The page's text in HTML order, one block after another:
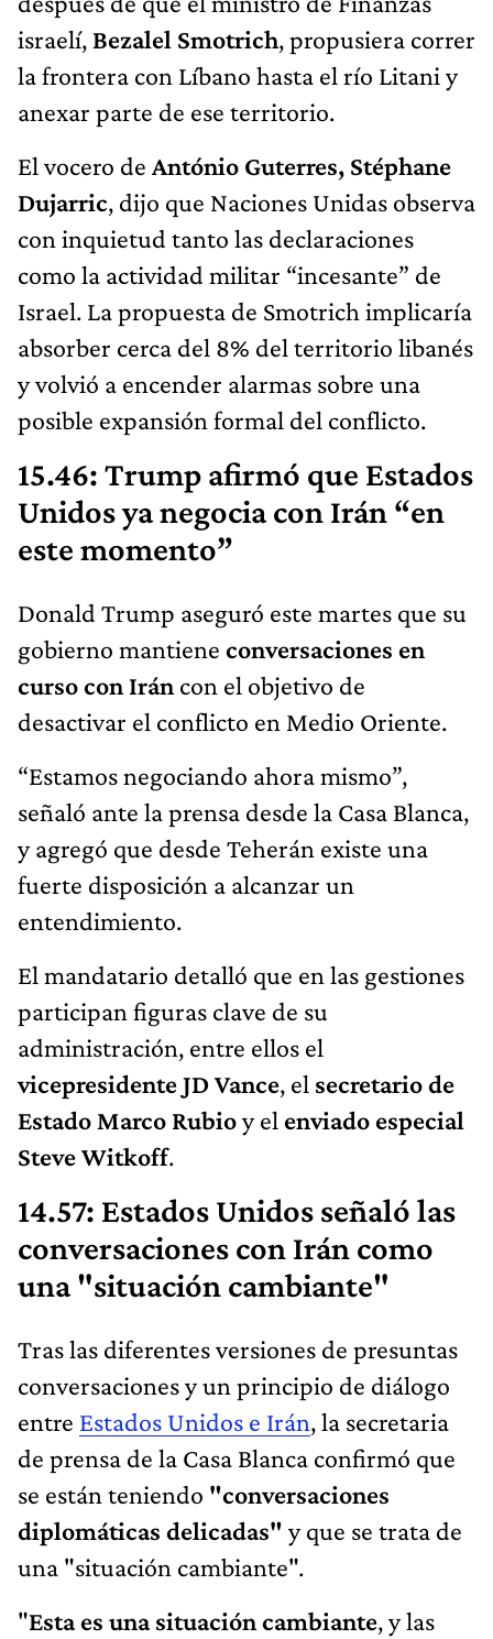
israelí, Bezalel Smotrich, propusiera correr
la frontera con Líbano hasta el río Litani y
anexar parte de ese territorio.
El vocero de António Guterres, Stéphane
Dujarric, dijo que Naciones Unidas observa
con inquietud tanto las declaraciones
como la actividad militar “incesante” de
Israel. La propuesta de Smotrich implicaría
absorber cerca del 8% del territorio libanés
y volvió a encender alarmas sobre una
posible expansión formal del conflicto.
15.46: Trump afirmó que Estados
Unidos ya negocia con Irán “en
este momento”
Donald Trump aseguró este martes que su
gobierno mantiene conversaciones en
curso con Irán con el objetivo de
desactivar el conflicto en Medio Oriente.
“Estamos negociando ahora mismo”,
señaló ante la prensa desde la Casa Blanca,
y agregó que desde Teherán existe una
fuerte disposición a alcanzar un
entendimiento.
El mandatario detalló que en las gestiones
participan figuras clave de su
administración, entre ellos el
vicepresidente JD Vance, el secretario de
Estado Marco Rubioy el enviado especial
Steve Witkoff.
14.57: Estados Unidos señaló las
conversaciones con Irán como
una "situación cambiante"
Tras las diferentes versiones de presuntas
conversaciones y un principio de diálogo
entre Estados Unidos e Irán, la secretaria
de prensa de la Casa Blanca confirmó que
se están teniendo "conversaciones
diplomáticas delicadas" y que se trata de
una "situación cambiante".
"Esta es una situación cambiante, y las